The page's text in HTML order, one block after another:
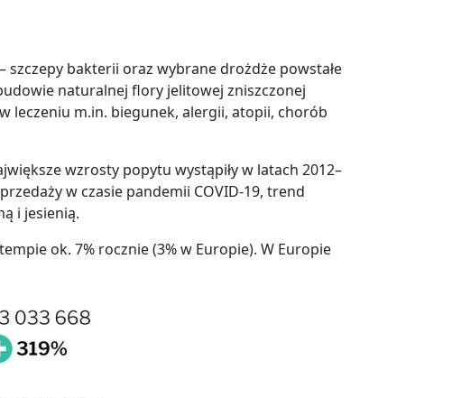
bakterii oraz wybrane drożdże powstałe
naturalnej flory jelitowej zniszczonej
leczeniu m.in. biegunek, alergii, atopii, chorób
wzrosty popytu wystąpiły w latach 2012–
w czasie pandemii COVID-19, trend
i jesienią.
ok. 7% rocznie (3% w Europie). W Europie